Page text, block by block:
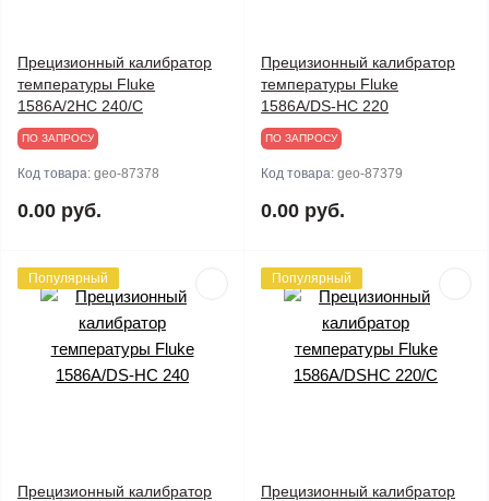
Прецизионный калибратор
температуры Fluke
1586A/2HC 240/C
ПО ЗАПРОСУ
Код товара: geo-87378
0.00 руб.
Прецизионный калибратор
температуры Fluke
1586A/DS-HC 220
ПО ЗАПРОСУ
Код товара: geo-87379
0.00 руб.
Популярный
Прецизионный калибратор
Популярный
Прецизионный калибратор